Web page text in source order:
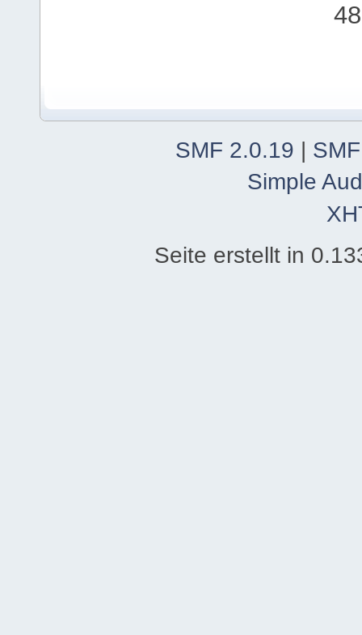
SMF 2.0.19 |
Simple
Seite erstellt in